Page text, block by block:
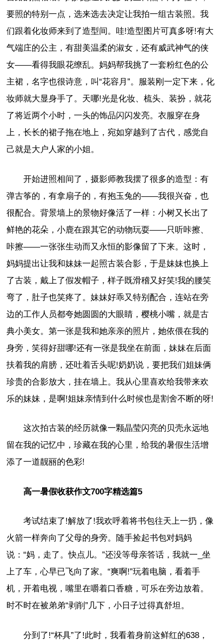
要照的特别一点，选来选去决定让我拍一组古装照。我
们跟着化妆师来到了造型间。哇!造型图片可真多呀!有大
气端庄的公主，有甜美温柔的淑女，还有威武神气的侠
女——看得我眼花缭乱。妈妈帮我挑了一套粉红色的公
主裙，名字也很诗意，叫“花容月”。服装刚一定下来，化
妆师就大显身手了。天哪!光是化妆、梳头、装扮，就花
了将近两个小时，一头的饰品闪闪发亮。衣服穿在身
上，长长的裙子拖在地上，宛如穿越到了古代，感觉自
己就是大户人家的小姐。
开始进照相间了，摄影师教我摆了很多的造型：有
弹古筝的，有拿扇子的，有抱玉兔的——我很兴奋，也
很配合。背景墙上的景物好像活了一样：小树又长出了
鲜艳的花朵，小鹿在跟其它的动物玩耍——只听咔擦、
咔擦——一张张生动而又永恒的影像留了下来。这时，
妈妈提出让我和妹妹一起照古装合影，于是妹妹也换上
了古装，戴上了假发帽子，样子既滑稽又好笑!我的腰笑
弯了，肚子也笑疼了。妹妹好乖又特别配合，连站在旁
边的工作人员都夸她圆圆的大眼睛，樱桃小嘴，就是古
典小美女。第一张是我和她亲亲的照片，她依偎在我的
身旁，笑得好甜哪!还有一张是我坐在前面，妹妹在后面
扶着我的肩膀，还吐着舌头呢!奶奶说，要把我们姐妹俩
珍贵的合影放大，挂在墙上。我从心里喜欢给我带来欢
乐的妹妹，是啊!姐妹亲情到什么时候也是割舍不断的呀!
这次拍古装的经历就像一颗晶莹闪亮的贝壳永远地
留在我的记忆中，珍藏在我的心里，给我的暑假生活增
添了一道靓丽的色彩!
高一暑假收获作文700字精选篇5
考试结束了!解放了!我欢呼着将书包往天上一扔，像
火箭一样奔向了父母的身旁。随手捡起书包对妈妈
说：“妈，走了。快点儿。”还没等母亲答话，我就一_坐
上了车，心早已飞向了家。“爽啊!”玩着电脑，看着手
机，开着电视，嘴里在嚼着口香糖，可乐在旁边放着。
时不时在被弟弟“剥削”几下，小日子过得真舒坦。
分到了!“杯具”了!此时，我看着身前这鲜红的638，